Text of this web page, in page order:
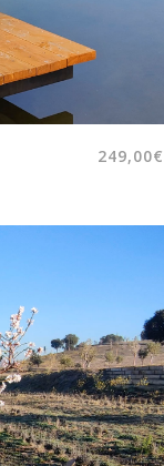
249,00€